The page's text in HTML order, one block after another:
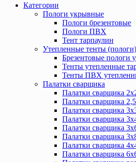
Категории
Пологи укрывные
Пологи брезентовые
Пологи ПВХ
Тент тарпаулин
Утепленные тенты (пологи)
Брезентовые пологи
Тенты утепленные
Тенты ПВХ
Палатки сварщика
Палатки сварщика
Палатки сварщика
Палатки сварщика
Палатки сварщика
Палатки сварщика
Палатки сварщика
Палатки сварщика
Палатки сварщика